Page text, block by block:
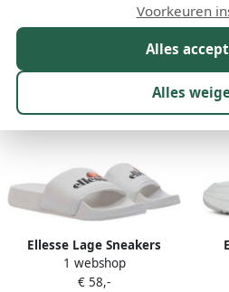
Kleur 1
29 resultaten:
Ellesse Lage Sneakers
SHVF0834908
1 webshop
€ 58,-
Alles
Alles
Voorkeuren